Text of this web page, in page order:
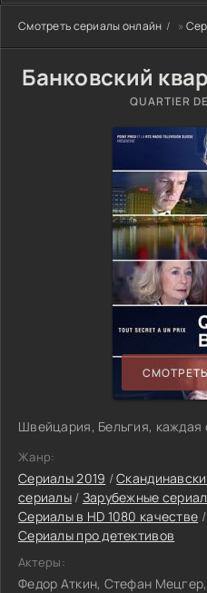
Смотреть сериалы онлайн »
Банковский
QUARTIER
Швейцария, Бельгия, каждая
Жанр:
Сериалы 2019 /
сериалы/ Зарубежные
Сериалы в HD 1080 качестве /
Сериалы про детективов
Актеры:
Федор Аткин, Стефан Мецгер,